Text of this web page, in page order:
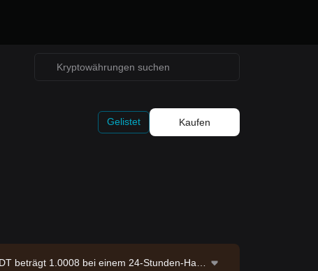
Gelistet Kaufen
beträgt 1.0008 bei einem 24-Stunden-Han